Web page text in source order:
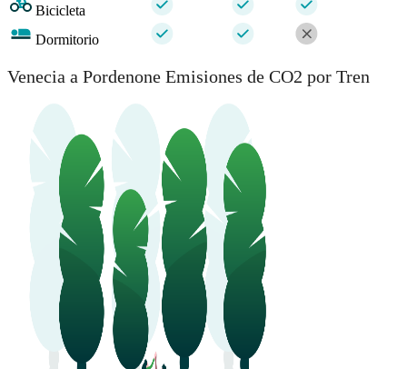
Bicicleta
Dormitorio
Venecia a Pordenone Emisiones de CO2 por Tren